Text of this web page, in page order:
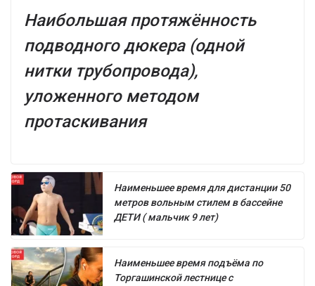
Наибольшая протяжённость
подводного дюкера (одной
нитки трубопровода),
уложенного методом
протаскивания
Наименьшее время для дистанции 50
метров вольным стилем в бассейне
ДЕТИ ( мальчик 9 лет)
Наименьшее время подъёма по
Торгашинской лестнице с